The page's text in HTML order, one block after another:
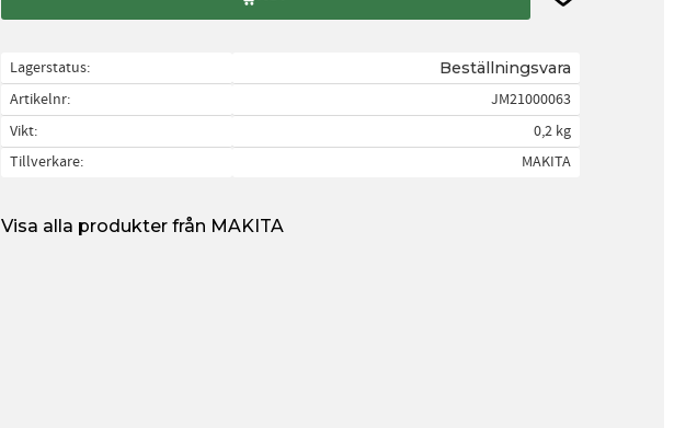
Lagerstatus Beställningsvara
Artikelnr
JM21000063
Vikt
0,2 kg
Tillverkare
MAKITA
Visa alla produkter från MAKITA